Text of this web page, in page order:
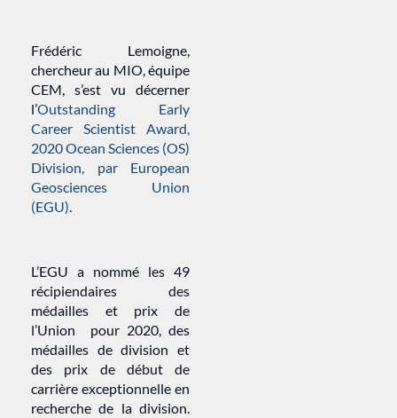
Frédéric Lemoigne,
chercheur au MIO, équipe
CEM, s’est vu décerner
l’Outstanding Early
Career Scientist Award,
2020 Ocean Sciences (OS)
Division, par European
Geosciences Union
(EGU).
L’EGU a nommé les 49
récipiendaires des
médailles et prix de
l’Union pour 2020, des
médailles de division et
des prix de début de
carrière exceptionnelle en
recherche de la division.